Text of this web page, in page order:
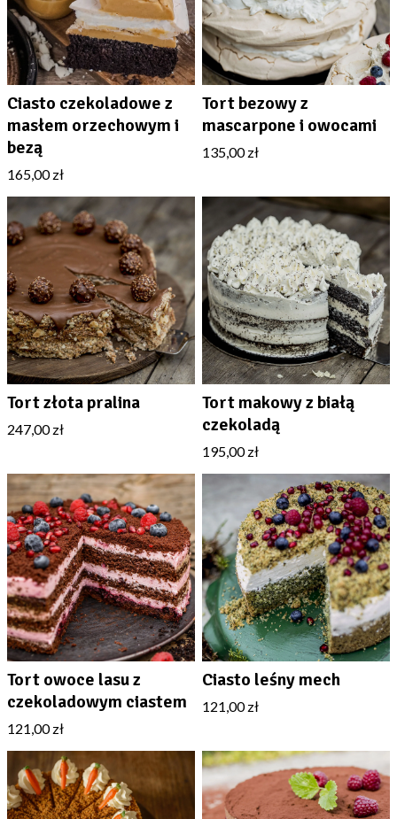
Ciasto czekoladowe z
masłem orzechowym i
bezą
165,00 zł
Tort bezowy z
mascarpone i owocami
135,00 zł
Tort złota pralina
247,00 zł
Tort makowy z białą
czekoladą
195,00 zł
Tort owoce lasu z
czekoladowym ciastem
121,00 zł
Ciasto leśny mech
121,00 zł